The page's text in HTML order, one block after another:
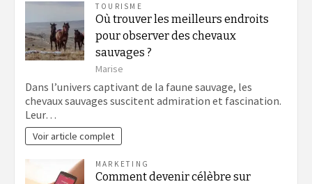
TOURISME
Où trouver les meilleurs endroits
pour observer des chevaux
sauvages ?
Marise
Dans l’univers captivant de la faune sauvage, les
chevaux sauvages suscitent admiration et fascination.
Leur…
Voir article complet
MARKETING
Comment devenir célèbre sur